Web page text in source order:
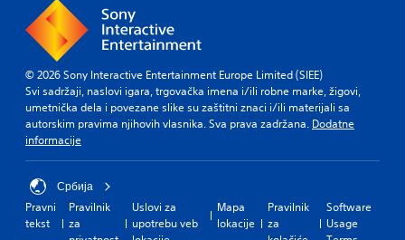
© 2026 Sony Interactive Entertainment Europe Limited (SIEE)
Svi sadržaji, naslovi igara, trgovačka imena i/ili robne marke, žigovi,
umetnička dela i povezane slike su zaštitni znaci i/ili materijali sa
autorskim pravima njihovih vlasnika. Sva prava zadržana. Dodatne
informacije
Србија
Pravni
tekst
Pravilnik
za
Uslovi za
upotrebu veb
Mapa
lokacije
Pravilnik
za
Software
Usage